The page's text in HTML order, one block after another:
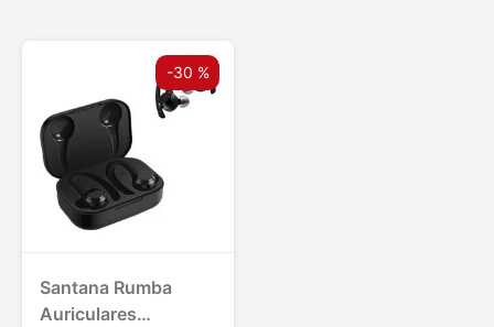
-30 %
Santana Rumba
Auriculares